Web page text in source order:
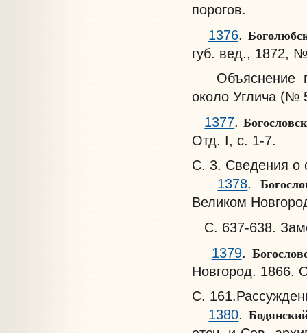
порогов.
1376.
губ. вед., 1872,
Объяснение
около Углича (№
1377.
Отд. I, с. 1-7.
С. 3. Сведения о
1378.
Великом
С. 637-638.
1379.
Новгород. 1866.
С.
1380.